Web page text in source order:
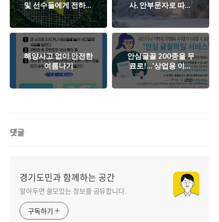
및 선수들에게 전하는
응원메세지
사, 안부문자로 따뜻
한 인사 건네기
해양사고 없이 안전한
여름나기
안심글꼴 200종을 무
료로!…‘상업용 이용
가능’
댓글
경기도민과 함께하는 공간
알아두면 쓸모있는 정보를 공유합니다.
구독하기